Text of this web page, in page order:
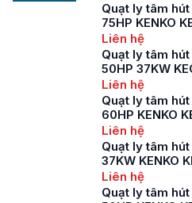
Quạt ly tâm
75HP KENKO
Liên hệ
Quạt ly tâm
50HP 37KW
Liên hệ
Quạt ly tâm
60HP KENKO
Liên hệ
Quạt ly tâm
37KW KENKO
Liên hệ
Quạt ly tâm